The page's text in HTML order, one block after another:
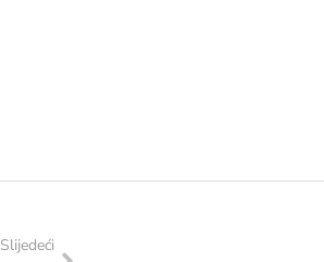
Slijedeći